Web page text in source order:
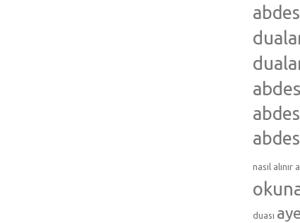
nasıl alınır
duası